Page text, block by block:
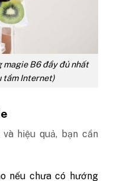
B6 đầy đủ nhất
tầm Internet)
hiệu quả, bạn cần
nếu chưa có hướng